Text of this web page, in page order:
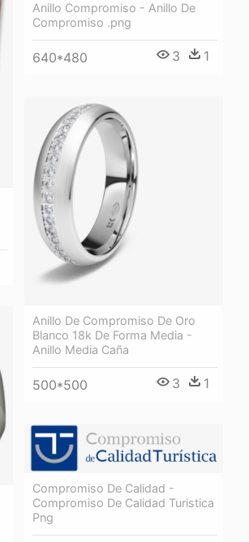
Anillo Compromiso - Anillo De
Compromiso .png
640*480 3 1
Anillo De Compromiso De Oro
Blanco 18k De Forma Media -
Anillo Media Caña
500*500 3 1
Compromiso De Calidad -
Compromiso De Calidad Turistica
Png